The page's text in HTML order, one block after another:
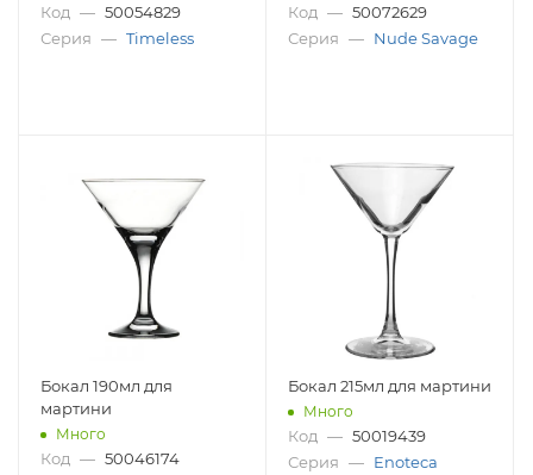
Код — 50054829
Серия — Timeless
Код — 50072629
Серия — Nude Savage
Бокал 190мл для
мартини
Много
Код — 50046174
Бокал 215мл для мартини
Много
Код — 50019439
Серия — Enoteca